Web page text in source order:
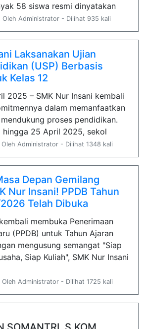
58 siswa resmi dinyatakan
Administrator - Dilihat 935 kali
Laksanakan Ujian
(USP) Berbasis
Kelas 12
2025 – SMK Nur Insani kembali
dalam memanfaatkan
proses pendidikan.
hingga 25 April 2025, sekol
Administrator - Dilihat 1348 kali
Depan Gemilang
Nur Insani! PPDB Tahun
Telah Dibuka
membuka Penerimaan
(PPDB) untuk Tahun Ajaran
mengusung semangat "Siap
Siap Kuliah", SMK Nur Insani
Administrator - Dilihat 1725 kali